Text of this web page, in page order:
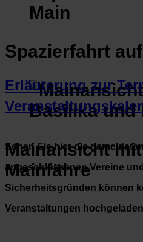
Spazierfahrt
Mainansicht
Mainfähre
Erläuterung zur
Sehen Sie hier die
angeschlossenen Vereine
Sicherheitsgründen können
Veranstaltungen